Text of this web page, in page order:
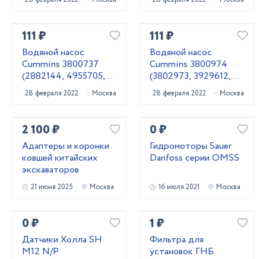
111 ₽
Водяной насос
Cummins 3800737
(2882144, 4955705,
3803403, 3803260)
28 февраля 2022 Москва
111 ₽
Водяной насос
Cummins 3800974
(3802973, 3929612,
3285323, 4376357,
4955529, 3802442,
28 февраля 2022 Москва
2 100 ₽
Адаптеры и коронки
ковшей китайских
экскаваторов
21 июня 2025 Москва
0 ₽
Гидромоторы Sauer
Danfoss серии OMSS
16 июля 2021 Москва
0 ₽
Датчики Холла SH
M12 N/P
1 ₽
Фильтра для
установок ГНБ